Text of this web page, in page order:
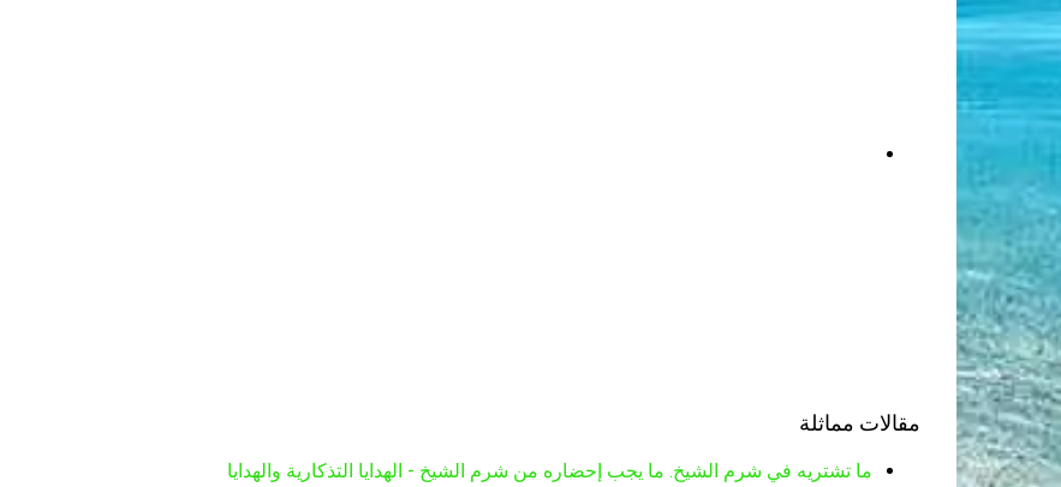
مقالات مماثلة
ما تشتريه في شرم الشيخ. ما يجب إحضاره من شرم الشيخ - الهدايا التذكارية والهدايا